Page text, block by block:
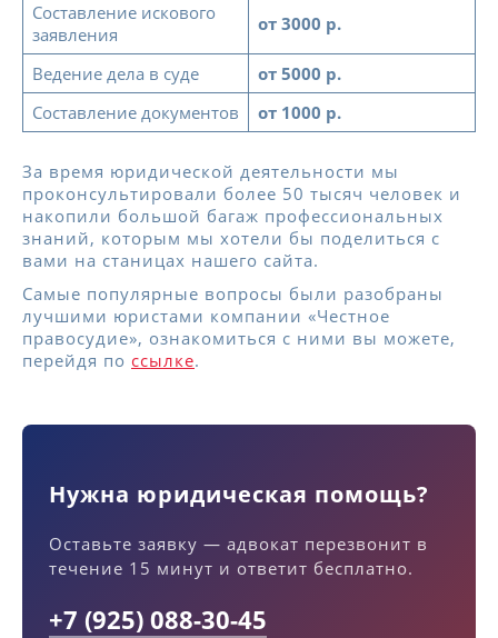
Составление искового
заявления
от 3000 р.
Ведение дела в суде
от 5000 р.
Составление документов
от 1000 р.
За время юридической деятельности мы
проконсультировали более 50 тысяч человек и
накопили большой багаж профессиональных
знаний, которым мы хотели бы поделиться с
вами на станицах нашего сайта.
Самые популярные вопросы были разобраны
лучшими юристами компании «Честное
правосудие», ознакомиться с ними вы можете,
перейдя по ссылке.
Нужна юридическая помощь?
Оставьте заявку — адвокат перезвонит в
течение 15 минут и ответит бесплатно.
+7 (925) 088-30-45